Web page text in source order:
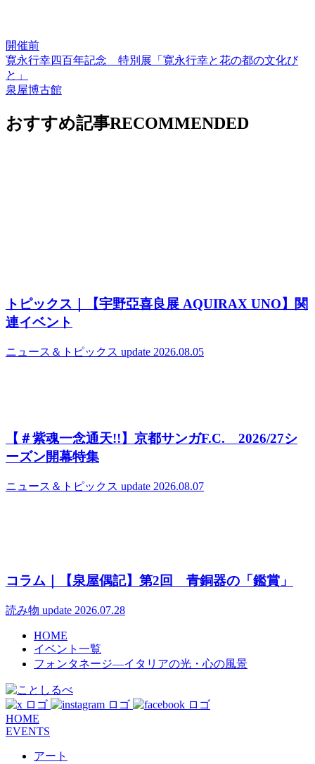
開催前
寛永行幸四百年記念 特別展「寛永行幸と花の都の文化び
と」
泉屋博古館
おすすめ記事RECOMMENDED
トピックス｜【宇野亞喜良展 AQUIRAX UNO】関
連イベント
ニュース＆トピックス update 2026.08.05
【＃紫魂一念通天!!】京都サンガF.C. 2026/27シ
ーズン開幕特集
ニュース＆トピックス update 2026.08.07
コラム｜【泉屋偶記】第2回 青銅器の「鑑賞」
読み物 update 2026.07.28
HOME
イベント一覧
フォンタネージ—イタリアの光・心の風景
HOME
EVENTS
アート